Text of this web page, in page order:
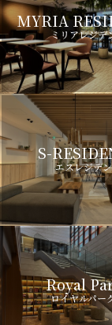
MYRIA
ミリアレジデ
S-
エスレジデ
Royal
ロイヤルパー